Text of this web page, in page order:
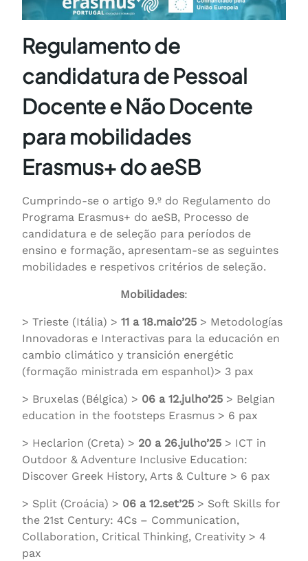
Regulamento de
candidaturade Pessoal
Docente e Não Docente
para mobilidades
Erasmus+ do aeSB
Cumprindo-se o artigo 9.º do Regulamento do
Programa Erasmus+ do aeSB, Processo de
candidatura e de seleção para períodos de
ensino e formação, apresentam-se as seguintes
mobilidades e respetivos critérios de seleção.
Mobilidades:
> Trieste (Itália) > 11 a 18.maio’25 > Metodologías
Innovadoras e Interactivas para la educación en
cambio climático y transición energétic
(formação ministrada em espanhol)> 3 pax
> Bruxelas (Bélgica) > 06 a 12.julho’25 > Belgian
education in the footsteps Erasmus > 6 pax
> Heclarion (Creta) > 20 a 26.julho’25 > ICT in
Outdoor & Adventure Inclusive Education:
Discover Greek History, Arts & Culture > 6 pax
> Split (Croácia) > 06 a 12.set’25 > Soft Skills for
the 21st Century: 4Cs – Communication,
Collaboration, Critical Thinking, Creativity > 4
pax